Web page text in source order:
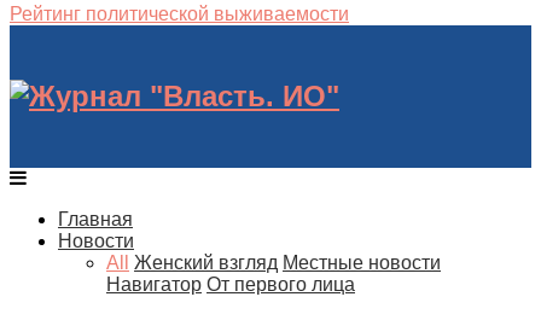
Рейтинг политической выживаемости
Главная
Новости
All
Женский взгляд Местные новости
Навигатор От первого лица